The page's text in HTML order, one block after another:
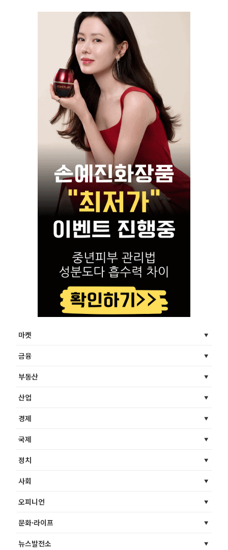
마켓
금융
부동산
산업
경제
국제
정치
사회
오피니언
문화·라이프
뉴스발전소